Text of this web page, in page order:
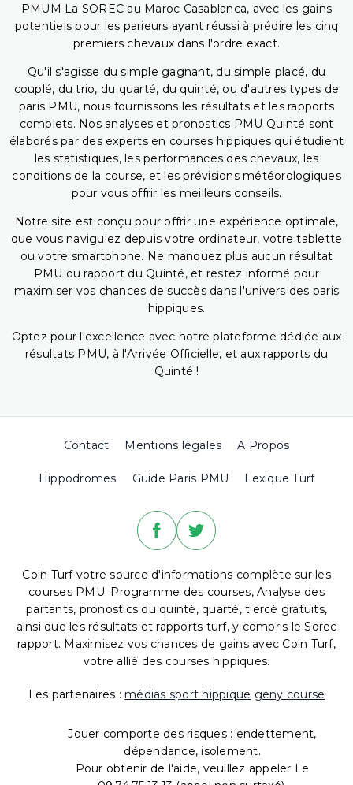
PMUM La SOREC au Maroc Casablanca, avec les gains
potentiels pour les parieurs ayant réussi à prédire les cinq
premiers chevaux dans l'ordre exact.
Qu'il s'agisse du simple gagnant, du simple placé, du
couplé, du trio, du quarté, du quinté, ou d'autres types de
paris PMU, nous fournissons les résultats et les rapports
complets. Nos analyses et pronostics PMU Quinté sont
élaborés par des experts en courses hippiques qui étudient
les statistiques, les performances des chevaux, les
conditions de la course, et les prévisions météorologiques
pour vous offrir les meilleurs conseils.
Notre site est conçu pour offrir une expérience optimale,
que vous naviguiez depuis votre ordinateur, votre tablette
ou votre smartphone. Ne manquez plus aucun résultat
PMU ou rapport du Quinté, et restez informé pour
maximiser vos chances de succès dans l'univers des paris
hippiques.
Optez pour l'excellence avec notre plateforme dédiée aux
résultats PMU, à l'Arrivée Officielle, et aux rapports du
Quinté !
Contact Mentions légales A Propos
Hippodromes Guide Paris PMU Lexique Turf
Coin Turf votre source d'informations complète sur les
courses PMU. Programme des courses, Analyse des
partants, pronostics du quinté, quarté, tiercé gratuits,
ainsi que les résultats et rapports turf, y compris le Sorec
rapport. Maximisez vos chances de gains avec Coin Turf,
votre allié des courses hippiques.
Les partenaires : médias sport hippique geny course
Jouer comporte des risques : endettement,
dépendance, isolement.
Pour obtenir de l'aide, veuillez appeler Le